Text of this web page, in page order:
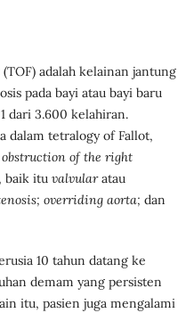
(TOF) adalah kelainan jantung
pada bayi atau bayi baru
dari 3.600 kelahiran.
dalam tetralogy of Fallot,
of the right
baik itu valvularatau
overriding aorta; dan
10 tahun datang ke
demam yang persisten
itu, pasien juga mengalami